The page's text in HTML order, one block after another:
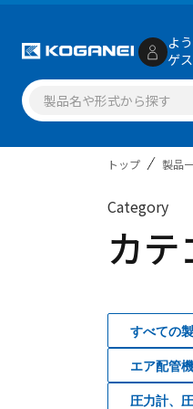
よ
ゲ
トップ 製品
Category
カテ
すべての
エア配管
圧力計、